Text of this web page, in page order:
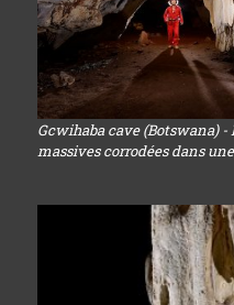
Gcwihaba cave (Botswana)
massives corrodées dans